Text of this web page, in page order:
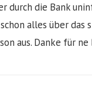
durch die Bank
alles über das
aus. Danke für ne